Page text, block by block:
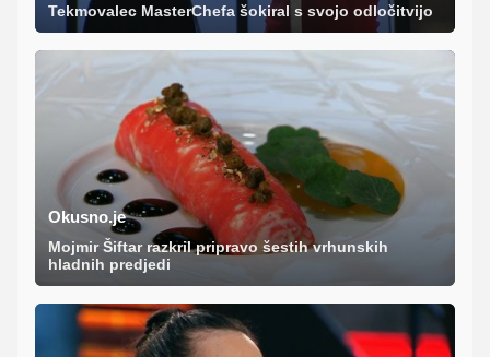
Tekmovalec MasterChefa šokiral s svojo odločitvijo
Okusno.je
Mojmir Šiftar razkril pripravo šestih vrhunskih
hladnih predjedi